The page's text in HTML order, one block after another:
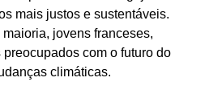
mais justos e sustentáveis.
jovens franceses,
com o futuro do
climáticas.